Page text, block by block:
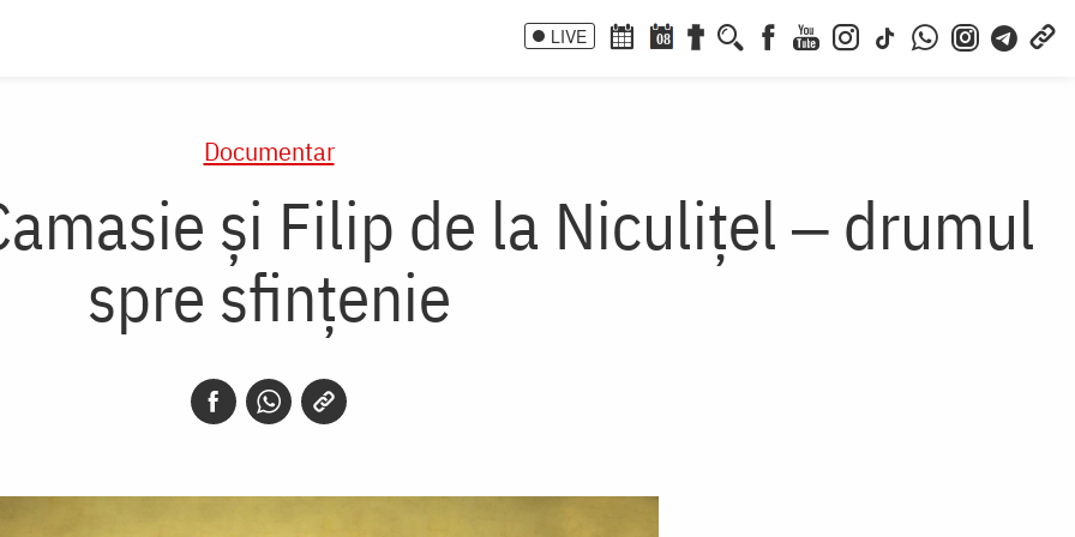
LIVE 08
Documentar
și Filip de la Niculițel ‒ drumul
spre sfințenie